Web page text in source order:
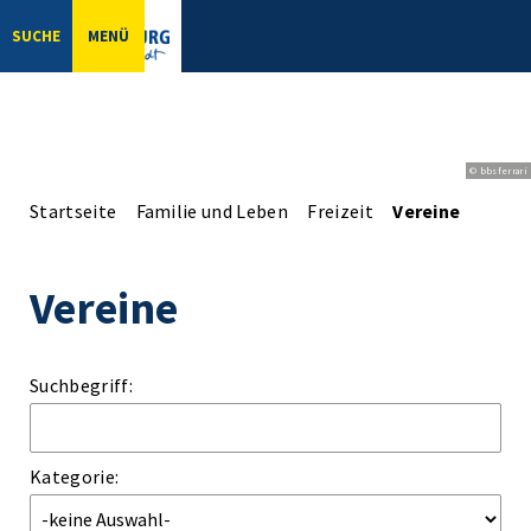
SUCHE MENÜ
© bbsferrari
Startseite Familie und Leben Freizeit Vereine
Vereine
Suchbegriff:
Kategorie: